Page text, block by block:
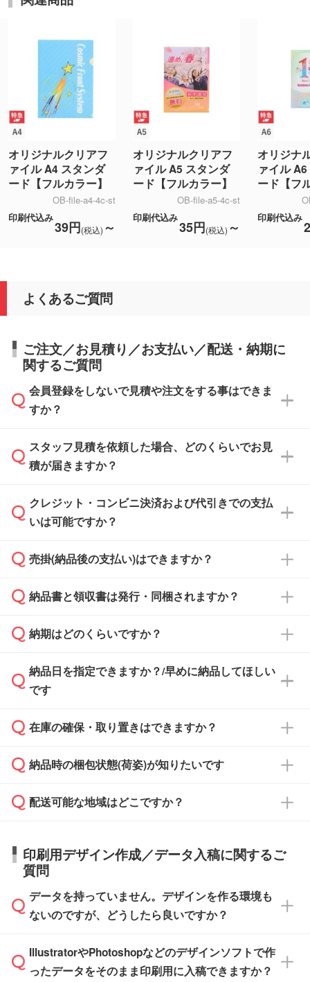
オリジナルクリアフ
ァイル A4 スタンダ
ード【フルカラー】
OB-file-a4-4c-st
印刷代込み
39円(税込) ～
オリジナルクリアフ
ァイル A5 スタンダ
ード【フルカラー】
OB-file-a5-4c-st
印刷代込み
35円(税込) ～
オリジナ
ァイル
ード【フ
印刷代込み
よくあるご質問
ご注文／お見積り／お支払い／配送・納期に
関するご質問
会員登録をしないで見積や注文をする事はできま
すか？
可能です。見積・注文フォームにて『ゲストの
まま進む』ボタンからお進みのうえ、ご依頼く
スタッフ見積を依頼した場合、どのくらいでお見
積が届きますか？
通常、翌営業日までにお送りしております。混
雑状況によっては、お時間をいただくこともご
依頼いただいた場合は、翌営業日以降のご連絡
クレジット・コンビニ決済および代引きでの支払
いは可能ですか？
銀行振込のみのご対応となります。
売掛(納品後の支払い)はできますか？
基本的には先入金をお願いしておりますが、自
どの場合は、月末締め翌月末払いに対応可能で
また、卒業・卒園記念品で対策委員会や個人様
校や幼稚園・保育園であれば、同様の条件でご
ご希望の際は担当スタッフまでお気軽にご相談
ください。
納品書と領収書は発行・同梱されますか？
納品書・領収書は ご依頼をいただいた場合の
ず、通常はPDFデータをメール添付でお送りし
ます。
たは注文フォームの『ご注文に関する備考欄』
納期はどのくらいですか？
・印刷する場合(500個程度)
ご入金、イメージ画像の校了から約2週間～2
ご入金確認後、1～2営業日で出荷いたしま
タッフまでお問い合わせください。
ル」に注文予定日をご入力いただくと、おおよ
その締切日や出荷目安をご確認いただけます。
品が決まりましたらお早めのご発注をお願いい
たします。
納品日を指定できますか？/早めに納品してほしい
です
ご希望の納期がある場合は、お問い合わせ・お
い。
応が可能かご案内いたします。
す。>>対象商品はこちら
※最短出荷日は商品によって異なります。各商
品ページにてご確認ください
在庫の確保・取り置きはできますか？
ご入金確認後に在庫を確保し、注文確定のご連
はできかねますので予めご了承ください。
納品時の梱包状態(荷姿)が知りたいです
商品によって異なります。各ページにある商品
す。(白箱、化粧箱、ブリスターパックなど)
【袋入り】 商品がひとつずつ袋に入っていま
す。(透明袋、デザイン袋など)
【個包装なし】 個包装がされていない状態で
※化粧箱から白箱への入れ替えや、オリジナル
箱の作成は原則承っておりません。
配送可能な地域はどこですか？
日本全国へお届けが可能です。なお、海外への
直接納品は行っておりませんので予めご了承く
ださい。
印刷用デザイン作成／データ入稿に関するご
質問
データを持っていません。デザインを作る環境も
ないのですが、どうしたら良いですか？
無料の「デザインシミュレーター」を使えば、
PCやスマホから簡単にデザインを作成できま
IllustratorやPhotoshopなどのデザインソフトで作
ったデータをそのまま印刷用に入稿できますか？